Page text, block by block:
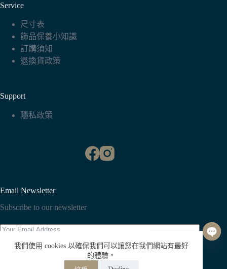
我們使用 cookies 以確保我們可以讓您在我們網站有最好
的體驗。
Service
尺寸表
飾品保養小知識
訂購須知
退換貨政策
Support
隱私政策
Email Newsletter
Subscribe to our newsletter